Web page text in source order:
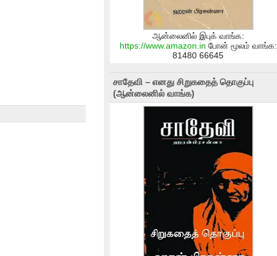
ஆன்லைனில் இபுக் வாங்க:
https://www.amazon.in போன் மூலம் வாங்க:
81480 66645
சாதேவி – எனது சிறுகதைத் தொகுப்பு
(ஆன்லைனில் வாங்க)